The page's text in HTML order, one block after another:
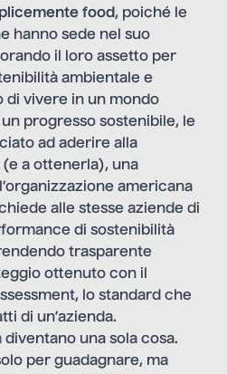
food, poiché le
hanno sede nel suo
il loro assetto per
ambientale e
di vivere in un mondo
progresso sostenibile, le
ad aderire alla
(e a ottenerla), una
americana
alle stesse aziende di
di sostenibilità
trasparente
ottenuto con il
lo standard che
di un’azienda.
una sola cosa.
per guadagnare, ma